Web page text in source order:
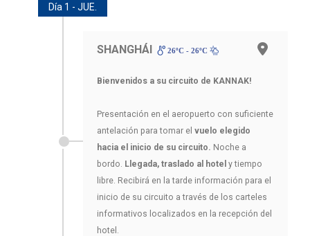
Día 1 - JUE.
SHANGHÁI 26ºC - 26ºC
Bienvenidos a su circuito de KANNAK!
Presentación en el aeropuerto con suficiente
antelación para tomar el vuelo elegido
hacia el inicio de su circuito. Noche a
bordo. Llegada, traslado al hotel y tiempo
libre. Recibirá en la tarde información para el
inicio de su circuito a través de los carteles
informativos localizados en la recepción del
hotel.